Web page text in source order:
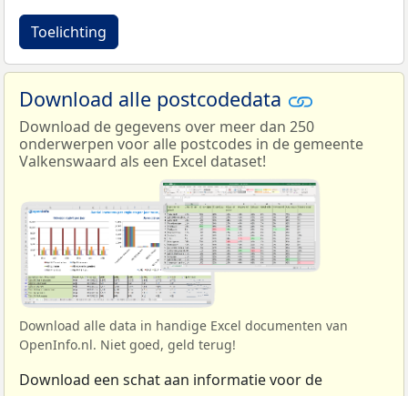
Toelichting
Download alle postcodedata
Download de gegevens over meer dan 250
onderwerpen voor alle postcodes in de gemeente
Valkenswaard als een Excel dataset!
Download alle data in handige Excel documenten van
OpenInfo.nl. Niet goed, geld terug!
Download een schat aan informatie voor de